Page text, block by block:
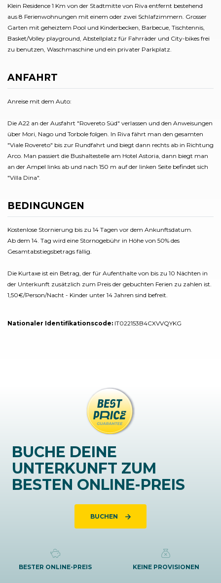
Klein Residence 1 Km von der Stadtmitte von Riva entfernt bestehend
aus 8 Ferienwohnungen mit einem oder zwei Schlafzimmern. Grosser
Garten mit geheiztem Pool und Kinderbecken, Barbecue, Tischtennis,
Basket/Volley playground, Abstellplatz für Fahrräder und City-bikes frei
zu benutzen, Waschmaschine und ein privater Parkplatz.
ANFAHRT
Anreise mit dem Auto:
Die A22 an der Ausfahrt "Rovereto Süd" verlassen und den Anweisungen
über Mori, Nago und Torbole folgen. In Riva fährt man den gesamten
"Viale Rovereto" bis zur Rundfahrt und biegt dann rechts ab in Richtung
Arco. Man passiert die Bushaltestelle am Hotel Astoria, dann biegt man
an der Ampel links ab und nach 150 m auf der linken Seite befindet sich
"Villa Dina".
BEDINGUNGEN
Kostenlose Stornierung bis zu 14 Tagen vor dem Ankunftsdatum.
Ab dem 14. Tag wird eine Stornogebühr in Höhe von 50% des
Gesamtabstiegsbetrags fällig.
Die Kurtaxe ist ein Betrag, der für Aufenthalte von bis zu 10 Nächten in
der Unterkunft zusätzlich zum Preis der gebuchten Ferien zu zahlen ist.
1,50€/Person/Nacht - Kinder unter 14 Jahren sind befreit.
Nationaler Identifikationscode: IT022153B4CXVVQYKG
BUCHE DEINE
UNTERKUNFT ZUM
BESTEN ONLINE-PREIS
BUCHEN
BESTER ONLINE-PREIS KEINE PROVISIONEN